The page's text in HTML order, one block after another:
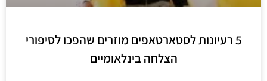
5 רעיונות לסטארטאפים מוזרים שהפכו לסיפורי
הצלחה בינלאומיים